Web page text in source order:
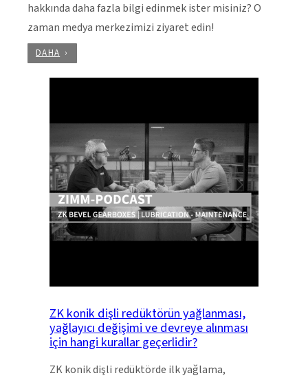
hakkında daha fazla bilgi edinmek ister misiniz? O
zaman medya merkezimizi ziyaret edin!
DAHA
ZK konik dişli redüktörün yağlanması,
yağlayıcı değişimi ve devreye alınması
için hangi kurallar geçerlidir?
ZK konik dişli redüktörde ilk yağlama,